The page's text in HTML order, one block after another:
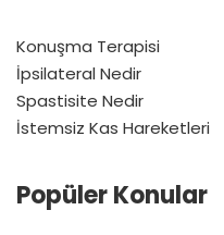
Konuşma Terapisi
İpsilateral Nedir
Spastisite Nedir
İstemsiz Kas Hareketleri
Popüler Konular